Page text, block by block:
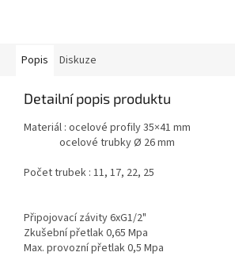
Popis Diskuze
Detailní popis produktu
Materiál : ocelové profily 35×41 mm
ocelové trubky Ø 26 mm
Počet trubek : 11, 17, 22, 25
Připojovací závity 6xG1/2"
Zkušební přetlak 0,65 Mpa
Max. provozní přetlak 0,5 Mpa